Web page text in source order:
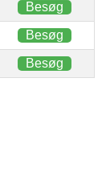
Besøg
Besøg
Besøg